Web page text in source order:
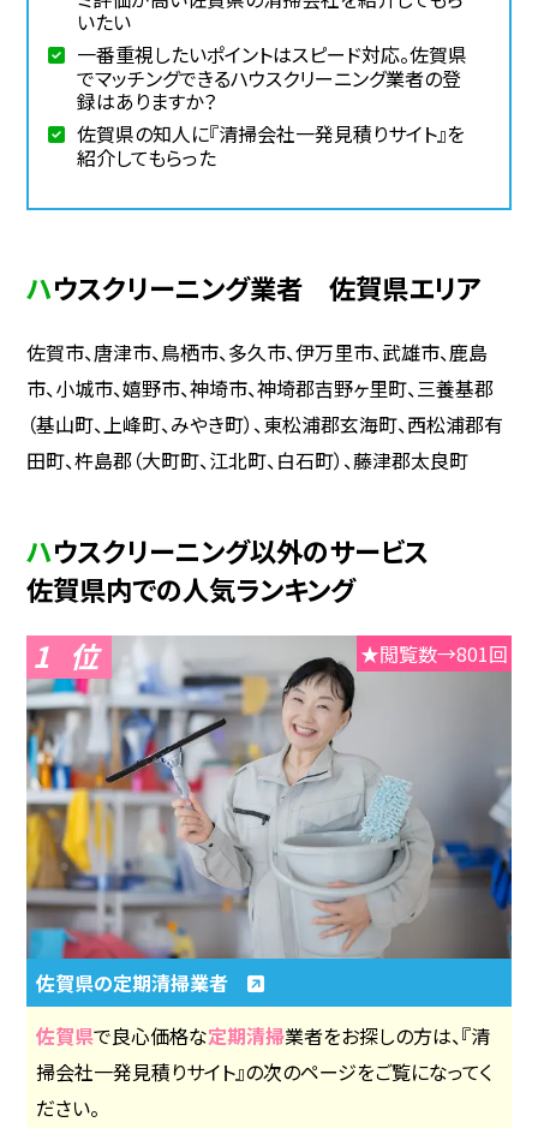
いたい
一番重視したいポイントはスピード対応。佐賀県
でマッチングできるハウスクリーニング業者の登
録はありますか？
佐賀県の知人に『清掃会社一発見積りサイト』を
紹介してもらった
ハウスクリーニング業者 佐賀県エリア
佐賀市、唐津市、鳥栖市、多久市、伊万里市、武雄市、鹿島
市、小城市、嬉野市、神埼市、神埼郡吉野ヶ里町、三養基郡
（基山町、上峰町、みやき町）、東松浦郡玄海町、西松浦郡有
田町、杵島郡（大町町、江北町、白石町）、藤津郡太良町
ハウスクリーニング以外のサービス
佐賀県内での人気ランキング
1 ★閲覧数→801回
佐賀県の定期清掃業者
佐賀県で良心価格な定期清掃業者をお探しの方は、『清
掃会社一発見積りサイト』の次のページをご覧になってく
ださい。